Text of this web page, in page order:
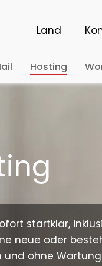
Land
Hosting
startklar,
neue oder
ohne